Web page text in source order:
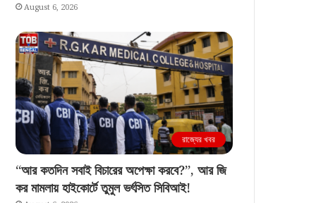
August 6, 2026
রাজ্যের খবর
“আর কতদিন সবাই বিচারের অপেক্ষা করবে?”, আর জি
কর মামলায় হাইকোর্টে তুমুল ভর্ৎসিত সিবিআই!